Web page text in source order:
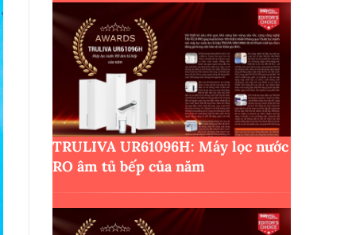
TRULIVA UR61096H: Máy lọc nước
RO âm tủ bếp của năm